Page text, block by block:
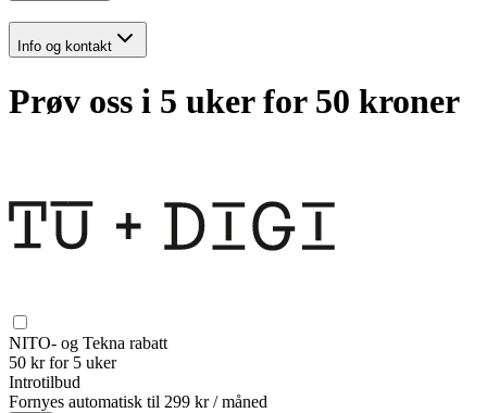
Info og kontakt
Prøv oss i 5 uker for 50 kroner
NITO- og Tekna rabatt
50 kr for 5 uker
Introtilbud
Fornyes automatisk til 299 kr / måned